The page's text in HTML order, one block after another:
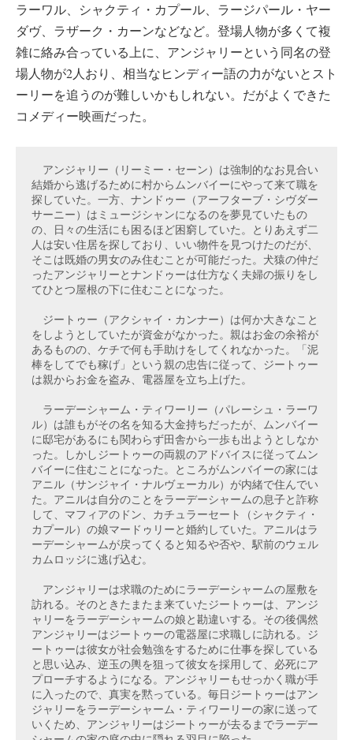
ラーワル、シャクティ・カプール、ラージパール・ヤー
ダヴ、ラザーク・カーンなどなど。登場人物が多くて複
雑に絡み合っている上に、アンジャリーという同名の登
場人物が2人おり、相当なヒンディー語の力がないとスト
ーリーを追うのが難しいかもしれない。だがよくできた
コメディー映画だった。
アンジャリー（リーミー・セーン）は強制的なお見合い
結婚から逃げるために村からムンバイーにやって来て職を
探していた。一方、ナンドゥー（アーフターブ・シヴダー
サーニー）はミュージシャンになるのを夢見ていたもの
の、日々の生活にも困るほど困窮していた。とりあえず二
人は安い住居を探しており、いい物件を見つけたのだが、
そこは既婚の男女のみ住むことが可能だった。犬猿の仲だ
ったアンジャリーとナンドゥーは仕方なく夫婦の振りをし
てひとつ屋根の下に住むことになった。
ジートゥー（アクシャイ・カンナー）は何か大きなこと
をしようとしていたが資金がなかった。親はお金の余裕が
あるものの、ケチで何も手助けをしてくれなかった。「泥
棒をしてでも稼げ」という親の忠告に従って、ジートゥー
は親からお金を盗み、電器屋を立ち上げた。
ラーデーシャーム・ティワーリー（パレーシュ・ラーワ
ル）は誰もがその名を知る大金持ちだったが、ムンバイー
に邸宅があるにも関わらず田舎から一歩も出ようとしなか
った。しかしジートゥーの両親のアドバイスに従ってムン
バイーに住むことになった。ところがムンバイーの家には
アニル（サンジャイ・ナルヴェーカル）が内緒で住んでい
た。アニルは自分のことをラーデーシャームの息子と詐称
して、マフィアのドン、カチュラーセート（シャクティ・
カプール）の娘マードゥリーと婚約していた。アニルはラ
ーデーシャームが戻ってくると知るや否や、駅前のウェル
カムロッジに逃げ込む。
アンジャリーは求職のためにラーデーシャームの屋敷を
訪れる。そのときたまたま来ていたジートゥーは、アンジ
ャリーをラーデーシャームの娘と勘違いする。その後偶然
アンジャリーはジートゥーの電器屋に求職しに訪れる。ジ
ートゥーは彼女が社会勉強をするために仕事を探している
と思い込み、逆玉の輿を狙って彼女を採用して、必死にア
プローチするようになる。アンジャリーもせっかく職が手
に入ったので、真実を黙っている。毎日ジートゥーはアン
ジャリーをラーデーシャーム・ティワーリーの家に送って
いくため、アンジャリーはジートゥーが去るまでラーデー